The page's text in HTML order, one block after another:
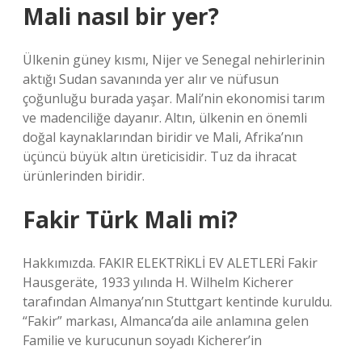
Mali nasıl bir yer?
Ülkenin güney kısmı, Nijer ve Senegal nehirlerinin
aktığı Sudan savanında yer alır ve nüfusun
çoğunluğu burada yaşar. Mali’nin ekonomisi tarım
ve madenciliğe dayanır. Altın, ülkenin en önemli
doğal kaynaklarından biridir ve Mali, Afrika’nın
üçüncü büyük altın üreticisidir. Tuz da ihracat
ürünlerinden biridir.
Fakir Türk Mali mi?
Hakkımızda. FAKIR ELEKTRİKLİ EV ALETLERİ Fakir
Hausgeräte, 1933 yılında H. Wilhelm Kicherer
tarafından Almanya’nın Stuttgart kentinde kuruldu.
“Fakir” markası, Almanca’da aile anlamına gelen
Familie ve kurucunun soyadı Kicherer’in